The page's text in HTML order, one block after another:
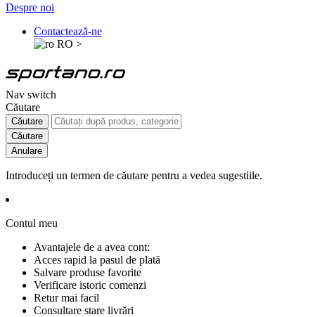
Despre noi
Contactează-ne
RO >
Nav switch
Căutare
Căutare
Căutare
Anulare
Introduceți un termen de căutare pentru a vedea sugestiile.
Contul meu
Avantajele de a avea cont:
Acces rapid la pasul de plată
Salvare produse favorite
Verificare istoric comenzi
Retur mai facil
Consultare stare livrări